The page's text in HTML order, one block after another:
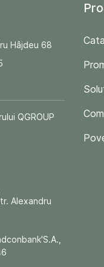
Hâjdeu 68
QGROUP
Alexandru